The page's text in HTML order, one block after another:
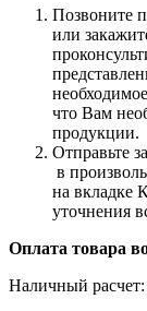
Позвоните
или
что Вам
продукции.
Отправьте
в
на вкладке
уточнения
Оплата товара
Наличный расчет: